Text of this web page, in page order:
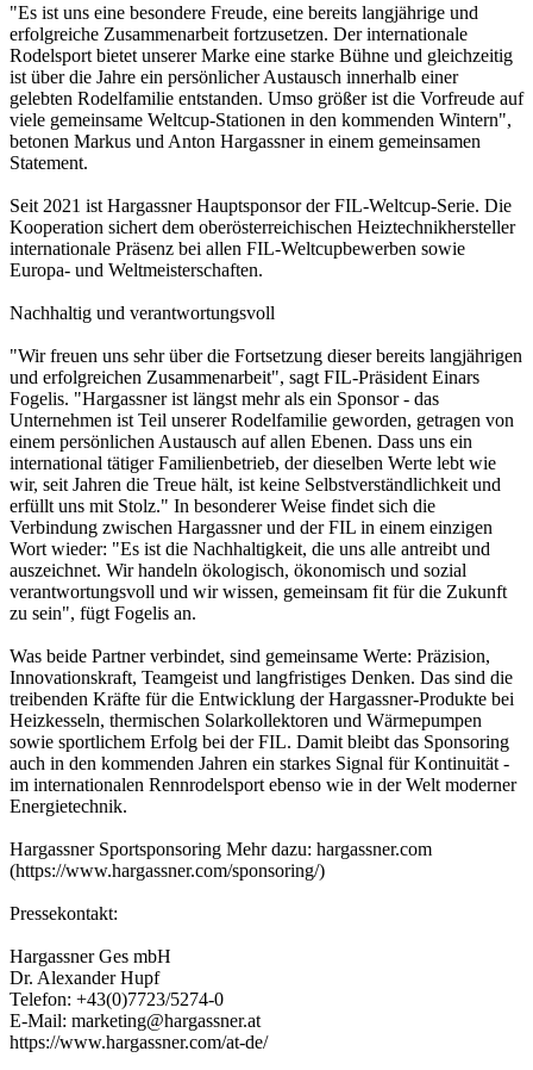
"Es ist uns eine besondere Freude, eine bereits langjährige und
erfolgreiche Zusammenarbeit fortzusetzen. Der internationale
Rodelsport bietet unserer Marke eine starke Bühne und gleichzeitig
ist über die Jahre ein persönlicher Austausch innerhalb einer
gelebten Rodelfamilie entstanden. Umso größer ist die Vorfreude auf
viele gemeinsame Weltcup-Stationen in den kommenden Wintern",
betonen Markus und Anton Hargassner in einem gemeinsamen
Statement.
Seit 2021 ist Hargassner Hauptsponsor der FIL-Weltcup-Serie. Die
Kooperation sichert dem oberösterreichischen Heiztechnikhersteller
internationale Präsenz bei allen FIL-Weltcupbewerben sowie
Europa- und Weltmeisterschaften.
Nachhaltig und verantwortungsvoll
"Wir freuen uns sehr über die Fortsetzung dieser bereits langjährigen
und erfolgreichen Zusammenarbeit", sagt FIL-Präsident Einars
Fogelis. "Hargassner ist längst mehr als ein Sponsor - das
Unternehmen ist Teil unserer Rodelfamilie geworden, getragen von
einem persönlichen Austausch auf allen Ebenen. Dass uns ein
international tätiger Familienbetrieb, der dieselben Werte lebt wie
wir, seit Jahren die Treue hält, ist keine Selbstverständlichkeit und
erfüllt uns mit Stolz." In besonderer Weise findet sich die
Verbindung zwischen Hargassner und der FIL in einem einzigen
Wort wieder: "Es ist die Nachhaltigkeit, die uns alle antreibt und
auszeichnet. Wir handeln ökologisch, ökonomisch und sozial
verantwortungsvoll und wir wissen, gemeinsam fit für die Zukunft
zu sein", fügt Fogelis an.
Was beide Partner verbindet, sind gemeinsame Werte: Präzision,
Innovationskraft, Teamgeist und langfristiges Denken. Das sind die
treibenden Kräfte für die Entwicklung der Hargassner-Produkte bei
Heizkesseln, thermischen Solarkollektoren und Wärmepumpen
sowie sportlichem Erfolg bei der FIL. Damit bleibt das Sponsoring
auch in den kommenden Jahren ein starkes Signal für Kontinuität -
im internationalen Rennrodelsport ebenso wie in der Welt moderner
Energietechnik.
Hargassner Sportsponsoring Mehr dazu: hargassner.com
(https://www.hargassner.com/sponsoring/)
Pressekontakt:
Hargassner Ges mbH
Dr. Alexander Hupf
Telefon: +43(0)7723/5274-0
E-Mail: marketing@hargassner.at
https://www.hargassner.com/at-de/